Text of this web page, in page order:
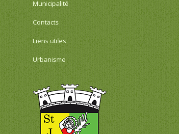
Municipalité
Contacts
Liens utiles
Urbanisme